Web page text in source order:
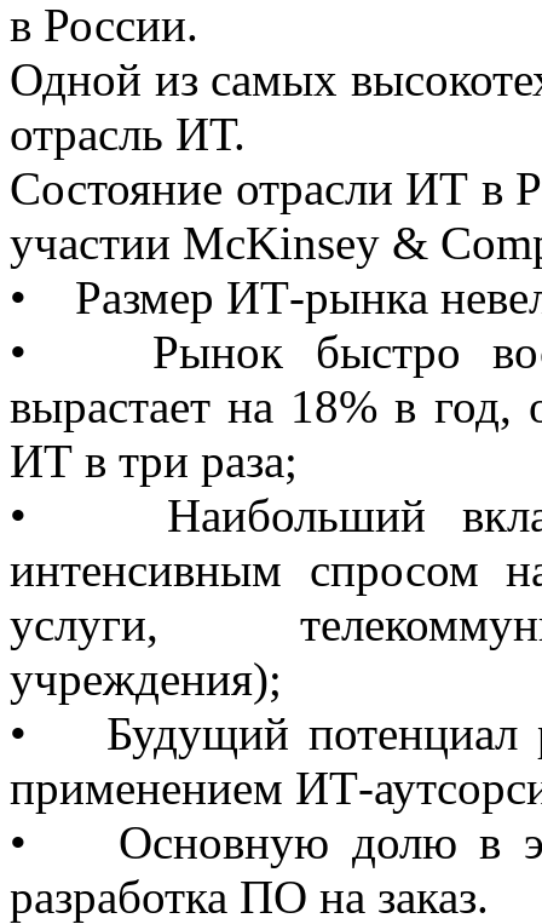
в России.
Одной из самых
отрасль ИТ.
Состояние отрасли ИТ
участии McKinsey &
• Размер ИТ-рынка
• Рынок быстро
вырастает на 18% в
ИТ в три раза;
• Наибольший
интенсивным спросом
услуги,
учреждения);
• Будущий потенциал
применением ИТ-
• Основную долю в
разработка ПО на заказ.